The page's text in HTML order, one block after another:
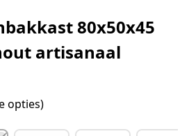
80x50x45
artisanaal
opties)